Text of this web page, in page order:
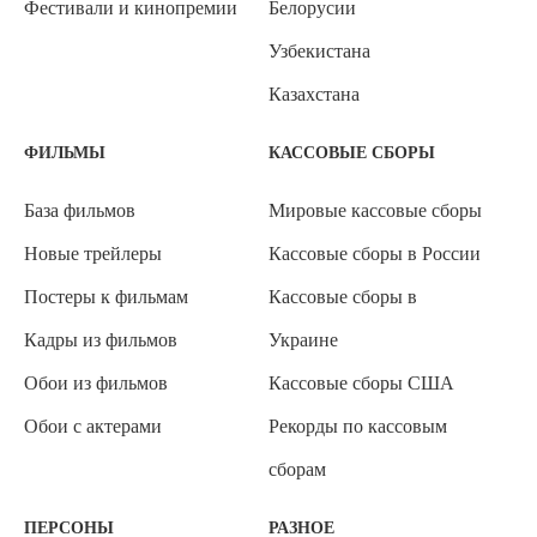
Фестивали и кинопремии Белорусии
Узбекистана
Казахстана
ФИЛЬМЫ
База фильмов
Новые трейлеры
Постеры к фильмам
Кадры из фильмов
Обои из фильмов
Обои с актерами
КАССОВЫЕ СБОРЫ
Мировые кассовые сборы
Кассовые сборы в России
Кассовые сборы в
Украине
Кассовые сборы США
Рекорды по кассовым
сборам
ПЕРСОНЫ РАЗНОЕ